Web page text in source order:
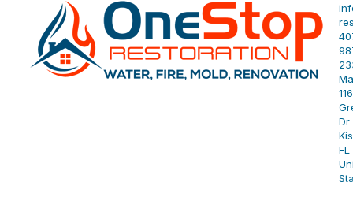
Dr
FL